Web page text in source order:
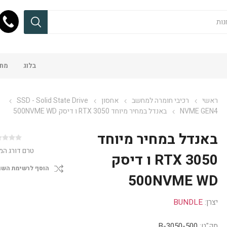
בלוג
ראשי רכיבי חומרה למחשב אחסון
SSD - Solid State Drive
NVME GEN4
באנדל במחיר מיוחד 3050 RTX ו דיסק 500NVME WD
באנדל במחיר מיוחד
3050 RTX ו דיסק
500NVME WD
יצרן: BUNDLE
טרם דורג
הוסף לרשימת